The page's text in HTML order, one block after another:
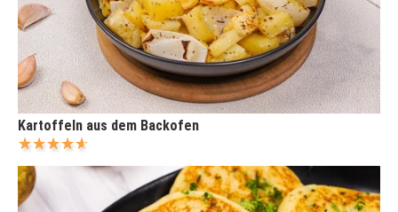
Kartoffeln aus dem Backofen